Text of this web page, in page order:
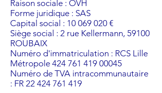
Raison sociale : OVH
Forme juridique : SAS
Capital social : 10 069 020 €
Siège social : 2 rue Kellermann, 59100
ROUBAIX
Numéro d'immatriculation : RCS Lille
Métropole 424 761 419 00045
Numéro de TVA intracommunautaire
: FR 22 424 761 419